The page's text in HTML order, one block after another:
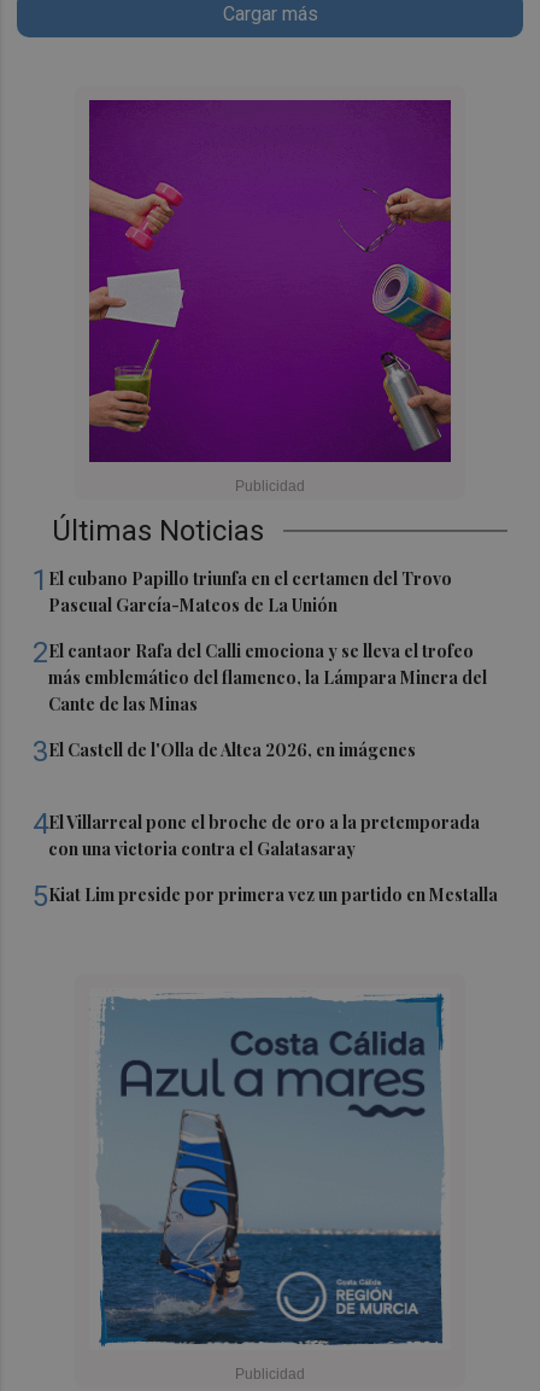
Cargar más
Últimas Noticias
1 El cubano Papillo triunfa en el certamen del Trovo
Pascual García-Mateos de La Unión
2El cantaor Rafa del Calli emociona y se lleva el trofeo
más emblemático del flamenco, la Lámpara Minera del
Cante de las Minas
3El Castell de l'Olla de Altea 2026, en imágenes
4El Villarreal pone el broche de oro a la pretemporada
con una victoria contra el Galatasaray
5Kiat Lim preside por primera vez un partido en Mestalla